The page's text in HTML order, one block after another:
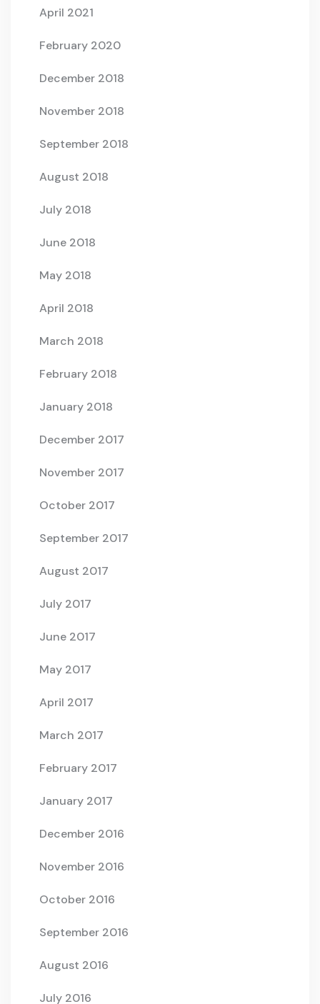
April 2021
February 2020
December 2018
November 2018
September 2018
August 2018
July 2018
June 2018
May 2018
April 2018
March 2018
February 2018
January 2018
December 2017
November 2017
October 2017
September 2017
August 2017
July 2017
June 2017
May 2017
April 2017
March 2017
February 2017
January 2017
December 2016
November 2016
October 2016
September 2016
August 2016
July 2016